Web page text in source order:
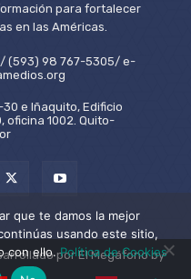
para fortalecer
en las Américas.
(593) 98 767-5305/ e-
e Iñaquito, Edificio
oficina 1002. Quito-
por El Megáfono by
que te damos la mejor
usando este sitio,
con ello.Política de Cookies